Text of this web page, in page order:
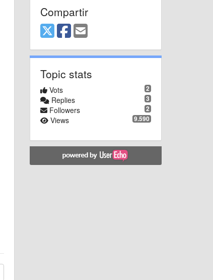
Compartir
Topic stats
2
Vots
3
Replies
2
Followers
9.590
Views